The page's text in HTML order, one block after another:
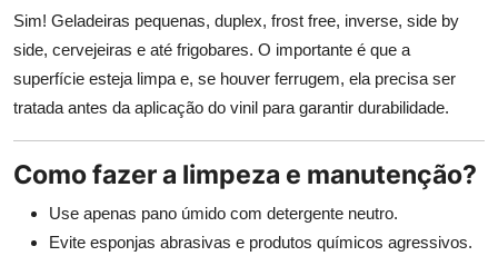
Sim! Geladeiras pequenas, duplex, frost free, inverse, side by
side, cervejeiras e até frigobares. O importante é que a
superfície esteja limpa e, se houver ferrugem, ela precisa ser
tratada antes da aplicação do vinil para garantir durabilidade.
Como fazer a limpeza e manutenção?
Use apenas pano úmido com detergente neutro.
Evite esponjas abrasivas e produtos químicos agressivos.